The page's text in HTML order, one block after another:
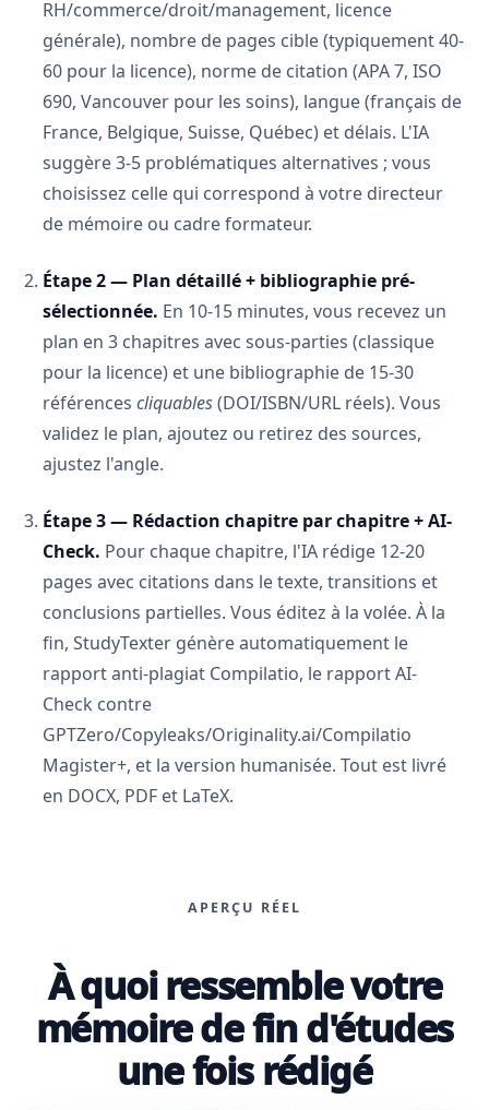
RH/commerce/droit/management, licence
générale), nombre de pages cible (typiquement 40-
60 pour la licence), norme de citation (APA 7, ISO
690, Vancouver pour les soins), langue (français de
France, Belgique, Suisse, Québec) et délais. L'IA
suggère 3-5 problématiques alternatives ; vous
choisissez celle qui correspond à votre directeur
de mémoire ou cadre formateur.
Étape 2 — Plan détaillé + bibliographie pré-
sélectionnée. En 10-15 minutes, vous recevez un
plan en 3 chapitres avec sous-parties (classique
pour la licence) et une bibliographie de 15-30
référencescliquables(DOI/ISBN/URL réels). Vous
validez le plan, ajoutez ou retirez des sources,
ajustez l'angle.
Étape 3 — Rédaction chapitre par chapitre + AI-
Check. Pour chaque chapitre, l'IA rédige 12-20
pages avec citations dans le texte, transitions et
conclusions partielles. Vous éditez à la volée. À la
fin, StudyTexter génère automatiquement le
rapport anti-plagiat Compilatio, le rapport AI-
Check contre
GPTZero/Copyleaks/Originality.ai/Compilatio
Magister+, et la version humanisée. Tout est livré
en DOCX, PDF et LaTeX.
APERÇU RÉEL
À quoi ressemble votre
mémoire de fin d'études
une fois rédigé